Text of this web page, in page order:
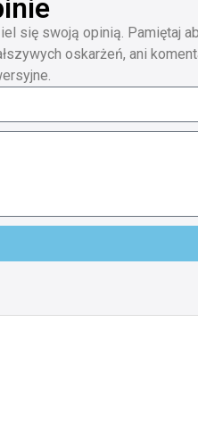
się swoją opinią. Pamiętaj
oskarżeń, ani